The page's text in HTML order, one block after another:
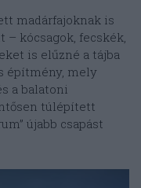
madárfajoknak is
kócsagok, fecskék,
is elűzné a tájba
építmény, mely
a balatoni
túlépített
újabb csapást